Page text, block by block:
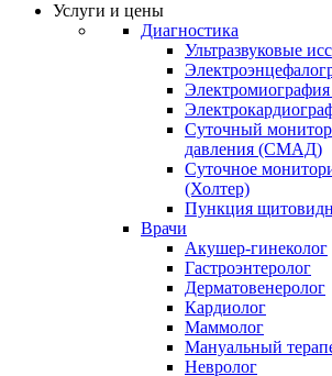
Услуги и цены
Диагностика
Ультразвуковые
Суточный
давления (СМАД)
Суточное
(Холтер)
Пункция
Врачи
Акушер-гинеколог
Гастроэнтеролог
Дерматовенеролог
Кардиолог
Маммолог
Мануальный
Невролог